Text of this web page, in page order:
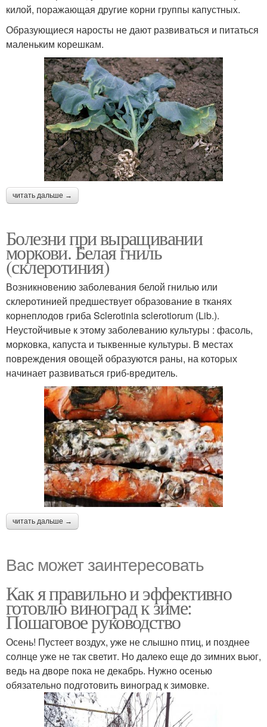
килой, поражающая другие корни группы капустных.
Образующиеся наросты не дают развиваться и питаться
маленьким корешкам.
читать дальше →
Болезни при выращивании
моркови. Белая гниль
(склеротиния)
Возникновению заболевания белой гнилью или
склеротинией предшествует образование в тканях
корнеплодов гриба Sclerotinia sclerotiorum (Lib.).
Неустойчивые к этому заболеванию культуры : фасоль,
морковка, капуста и тыквенные культуры. В местах
повреждения овощей образуются раны, на которых
начинает развиваться гриб-вредитель.
читать дальше →
Вас может заинтересовать
Как я правильно и эффективно
готовлю виноград к зиме:
Пошаговое руководство
Осень! Пустеет воздух, уже не слышно птиц, и позднее
солнце уже не так светит. Но далеко еще до зимних вьюг,
ведь на дворе пока не декабрь. Нужно осенью
обязательно подготовить виноград к зимовке.